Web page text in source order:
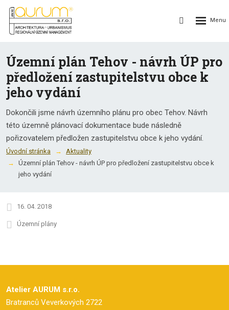
Vyhledávání
Rozbalení
Územní plán Tehov - návrh ÚP pro
předložení zastupitelstvu obce k
jeho vydání
Dokončili jsme návrh územního plánu pro obec Tehov. Návrh
této územně plánovací dokumentace bude následně
pořizovatelem předložen zastupitelstvu obce k jeho vydání.
Úvodní stránka
Aktuality
Územní plán Tehov - návrh ÚP pro předložení zastupitelstvu obce k
jeho vydání
16. 04. 2018
Územní plány
Atelier AURUM s.r.o.
Bratranců Veverkových 2722